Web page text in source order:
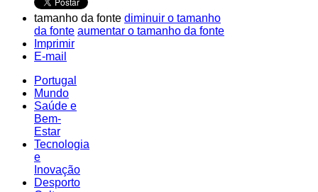
tamanho da fonte diminuir o tamanho
da fonte aumentar o tamanho da fonte
Imprimir
E-mail
Portugal
Mundo
Saúde e
Bem-
Estar
Tecnologia
e
Inovação
Desporto